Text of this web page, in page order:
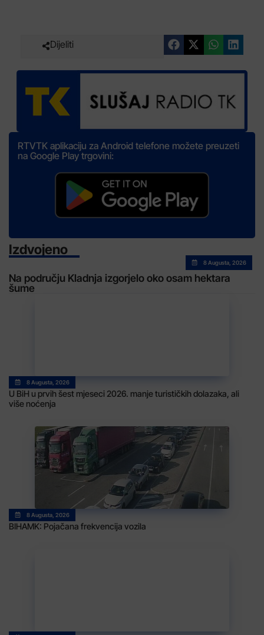
Dijeliti
RTVTK aplikaciju za Android telefone možete preuzeti
na Google Play trgovini:
Izdvojeno
8 Augusta, 2026
Na području Kladnja izgorjelo oko osam hektara
šume
8 Augusta, 2026
U BiH u prvih šest mjeseci 2026. manje turističkih dolazaka, ali
više noćenja
8 Augusta, 2026
BIHAMK: Pojačana frekvencija vozila